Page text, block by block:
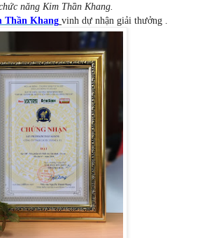
năng Kim Thần Khang.
Thần Khang vinh dự nhận giải thưởng .